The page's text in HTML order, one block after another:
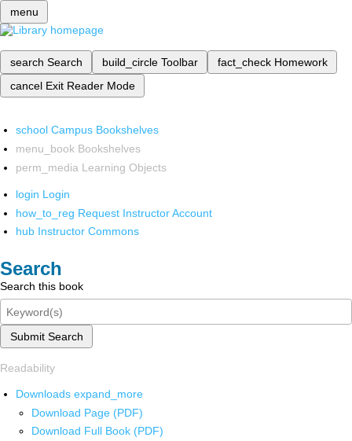
menu
search Search build_circle Toolbar fact_check Homework
cancel Exit Reader Mode
school Campus Bookshelves
menu_book Bookshelves
perm_media Learning Objects
login Login
how_to_reg Request Instructor Account
hub Instructor Commons
Search
Search this book
Submit Search
Readability
Downloads expand_more
Download Page (PDF)
Download Full Book (PDF)